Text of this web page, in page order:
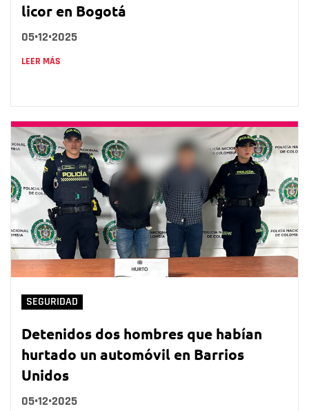
licor en Bogotá
05•12•2025
LEER MÁS
SEGURIDAD
Detenidos dos hombres que habían
hurtado un automóvil en Barrios
Unidos
05•12•2025